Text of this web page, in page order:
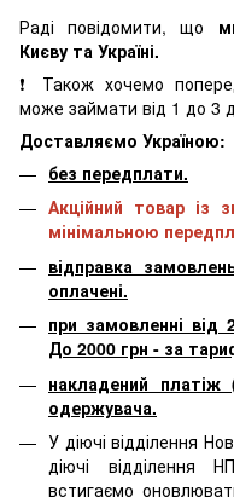
Раді повідомити, що
Києву та Україні.
❗ Також хочемо
може займати від 1 до 3
Доставляємо Україною:
без передплати.
Акційний товар із
мінімальною
відправка
оплачені.
при замовленні від
До 2000 грн - за
накладений
одержувача.
У діючі відділення
діючі відділення
встигаємо